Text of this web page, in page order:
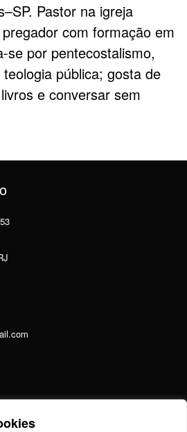
Pastor na igreja
com formação em
se por pentecostalismo,
pública; gosta de
e conversar sem